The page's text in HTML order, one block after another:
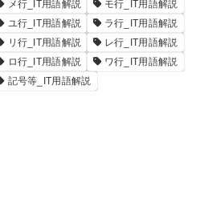
メ行_IT用語解説
モ行_IT用語解説
ユ行_IT用語解説
ラ行_IT用語解説
リ行_IT用語解説
レ行_IT用語解説
ロ行_IT用語解説
ワ行_IT用語解説
記号等_IT用語解説